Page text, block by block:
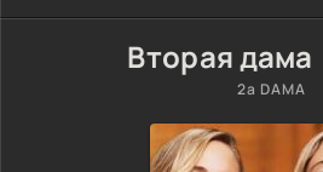
Вторая дама
2ª DAMA